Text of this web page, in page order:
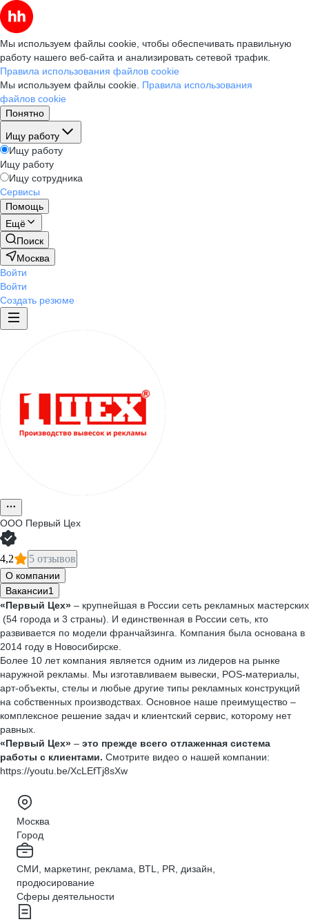
Мы используем файлы cookie, чтобы обеспечивать правильную
работу нашего веб-сайта и анализировать сетевой трафик.
Правила использования файлов cookie
Мы используем файлы cookie. Правила использования
файлов cookie
Понятно
Ищу работу
Ищу работу
Ищу работу
Ищу сотрудника
Сервисы
Помощь
Ещё
Поиск
Москва
Войти
Войти
Создать резюме
ООО Первый Цех
4,2 5 отзывов
О компании
Вакансии1
«Первый Цех» – крупнейшая в России сеть рекламных мастерских
(54 города и 3 страны). И единственная в России сеть, кто
развивается по модели франчайзинга. Компания была основана в
2014 году в Новосибирске.
Более 10 лет компания является одним из лидеров на рынке
наружной рекламы. Мы изготавливаем вывески, POS-материалы,
арт-объекты, стелы и любые другие типы рекламных конструкций
на собственных производствах. Основное наше преимущество –
комплексное решение задач и клиентский сервис, которому нет
равных.
«Первый Цех» – это прежде всего отлаженная система
работы с клиентами. Смотрите видео о нашей компании:
https://youtu.be/XcLEfTj8sXw
Москва
Город
СМИ, маркетинг, реклама, BTL, PR, дизайн,
продюсирование
Сферы деятельности